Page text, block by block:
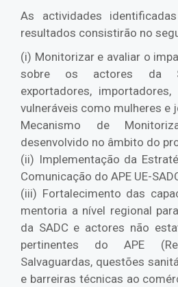
As actividades
resultados consistirão no
(i) Monitorizar e avaliar o
sobre os actores da
exportadores,
vulneráveis como mulheres e
Mecanismo de
desenvolvido no âmbito do
(ii) Implementação da
Comunicação do APE UE-
(iii) Fortalecimento das
mentoria a nível regional
da SADC e actores não
pertinentes do APE
Salvaguardas, questões
e barreiras técnicas ao